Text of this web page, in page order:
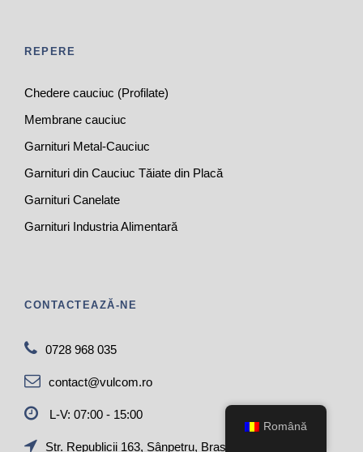
REPERE
Chedere cauciuc (Profilate)
Membrane cauciuc
Garnituri Metal-Cauciuc
Garnituri din Cauciuc Tăiate din Placă
Garnituri Canelate
Garnituri Industria Alimentară
CONTACTEAZĂ-NE
0728 968 035
contact@vulcom.ro
L-V: 07:00 - 15:00
Str. Republicii 163, Sânpetru, Brașov, 507190
Română